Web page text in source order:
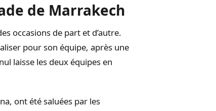
de Marrakech
occasions de part et d’autre.
pour son équipe, après une
laisse les deux équipes en
ont été saluées par les